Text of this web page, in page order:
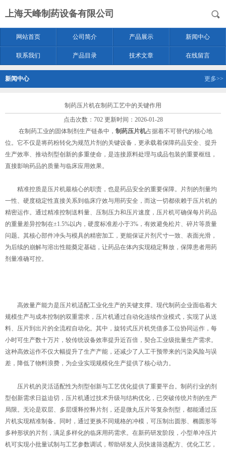
上海天峰制药设备有限公司
网站首页 公司简介 产品展示 新闻中心
联系我们 产品目录 技术文章 在线留言
新闻中心 更多>>
制药压片机在制药工艺中的关键作用
点击次数：702 更新时间：2026-01-28
在制药工业的固体制剂生产链条中， 制药压片机占据着不可替代的核心地
位。它不仅是将药粉转化为规范片剂的关键设备，更承载着保障药品安全、提升
生产效率、推动剂型创新的多重使命，是连接原料处理与成品包装的重要枢纽，
直接影响药品的质量与临床应用效果。
精准控质是压片机最核心的职责，也是药品安全的重要保障。片剂的剂量均
一性、硬度稳定性直接关系到临床疗效与用药安全，而这一切都依赖于压片机的
精密运作。通过精准控制送料量、压制压力和压片速度，压片机可确保每片药品
的重量差异控制在±1.5%以内，硬度标准差小于3%，有效避免松片、碎片等质量
问题。其核心部件冲头与模具的精密加工，更能保证片剂尺寸一致、表面光滑，
为后续的崩解与溶出性能奠定基础，让药品在体内实现稳定释放，保障患者用药
剂量准确可控。
高效量产能力是压片机适配工业化生产的关键支撑。现代制药企业面临着大
规模生产与成本控制的双重需求，压片机通过自动化连续作业模式，实现了从送
料、压片到出片的全流程自动化。其中，旋转式压片机凭借多工位协同运作，每
小时可生产数十万片，较传统设备效率提升近百倍，契合工业级批量生产需求。
这种高效运作不仅大幅提升了生产产能，还减少了人工干预带来的污染风险与误
差，降低了物料浪费，为企业实现规模化生产提供了核心动力。
压片机的灵活适配性为剂型创新与工艺优化提供了重要平台。制药行业的剂
型创新需求日益迫切，压片机通过技术升级与结构优化，已突破传统片剂的生产
局限。无论是双层、多层缓释控释片剂，还是微丸压片等复杂剂型，都能通过压
片机实现精准制备。同时，通过更换不同规格的冲模，可压制出圆形、椭圆形等
多种形状的片剂，满足多样化的临床用药需求。在新药研发阶段，小型单冲压片
机可实现小批量试制与工艺参数调试，帮助研发人员快速筛选配方、优化工艺，